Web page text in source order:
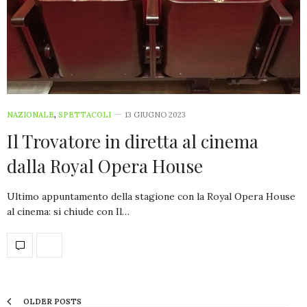
NAZIONALE, SPETTACOLI 13 GIUGNO 2023
Il Trovatore in diretta al cinema
dalla Royal Opera House
Ultimo appuntamento della stagione con la Royal Opera House
al cinema: si chiude con Il…
OLDER POSTS